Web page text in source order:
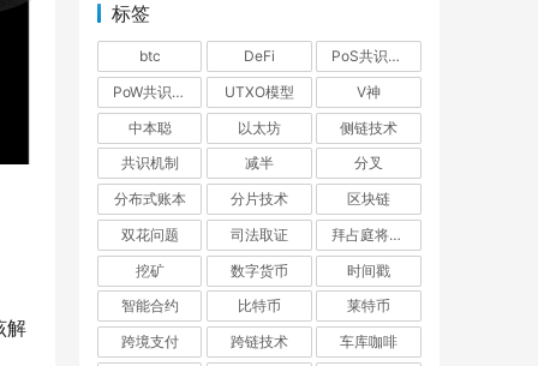
解
标签
btc DeFi
PoS共识机制
PoW共识机制
UTXO模型
V神
中本聪
以太坊
侧链技术
共识机制
减半
分叉
分布式账本
分片技术
区块链
双花问题
司法取证
拜占庭将军问题
挖矿
数字货币
时间戳
智能合约
比特币
莱特币
跨境支付
跨链技术
车库咖啡